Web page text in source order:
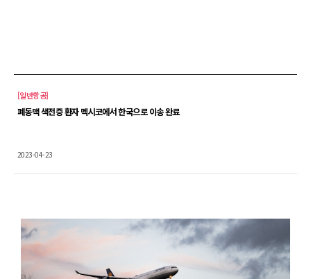
[일반항공]
폐동맥 색전증 환자 멕시코에서 한국으로 이송 완료
2023-04-23
Content